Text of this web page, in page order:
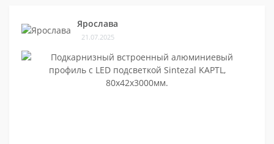
Ярослава
21.07.2025